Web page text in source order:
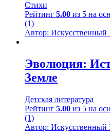
Стихи
Рейтинг 5.00 из 5 на
(1)
Автор: Искусственный
Эволюция:
Земле
Детская литература
Рейтинг 5.00 из 5 на
(1)
Автор: Искусственный